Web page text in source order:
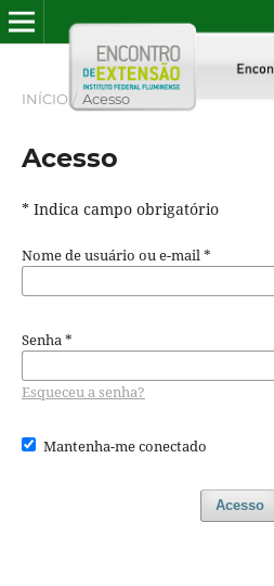
INÍCIO / Acesso
Acesso
* Indica campo obrigatório
Nome de usuário ou e-mail*
Senha*
Esqueceu a senha?
Mantenha-me conectado
Acesso